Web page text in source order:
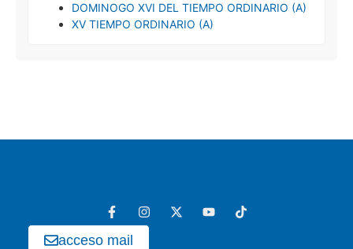
DOMINOGO XVI DEL TIEMPO ORDINARIO (A)
XV TIEMPO ORDINARIO (A)
acceso mail